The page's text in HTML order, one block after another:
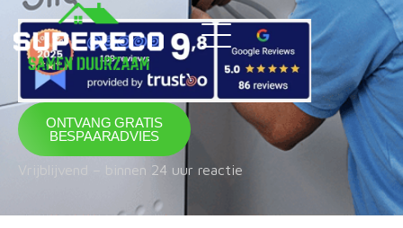
ONTVANG GRATIS
BESPAARADVIES
Vrijblijvend – binnen 24 uur reactie